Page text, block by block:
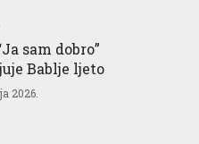
sam dobro”
Bablje ljeto
2026.